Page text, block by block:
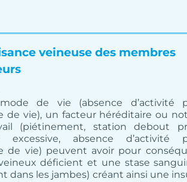
veineuse des membres
de vie (absence d’activité
de vie), un facteur héréditaire ou
(piétinement, station debout
excessive, absence d’activité
de vie) peuvent avoir pour
déficient et une stase
dans les jambes) créant ainsi une